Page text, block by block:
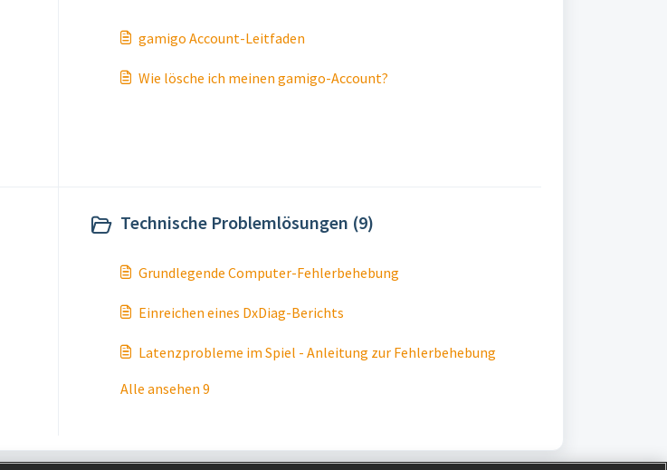
gamigo Account-Leitfaden
Wie lösche ich meinen gamigo-Account?
Technische Problemlösungen (9)
Grundlegende Computer-Fehlerbehebung
Einreichen eines DxDiag-Berichts
Latenzprobleme im Spiel - Anleitung zur Fehlerbehebung
Alle ansehen 9